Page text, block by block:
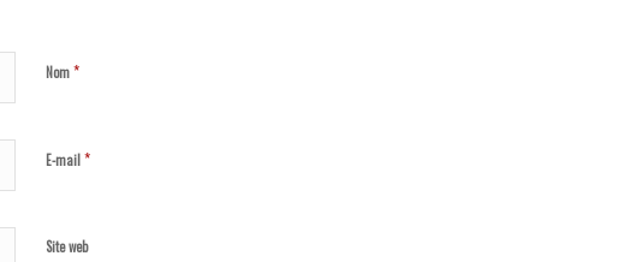
Nom*
E-mail*
Site web